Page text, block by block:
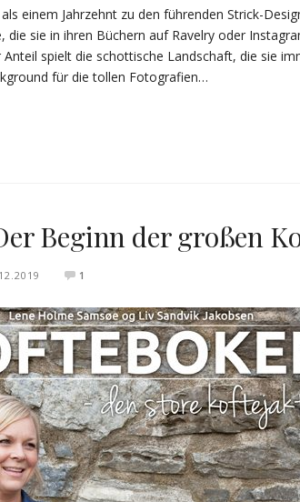
einem Jahrzehnt zu den führenden Strick-
die sie in ihren Büchern auf Ravelry oder
Anteil spielt die schottische Landschaft, die sie
für die tollen Fotografien…
Beginn der großen
1